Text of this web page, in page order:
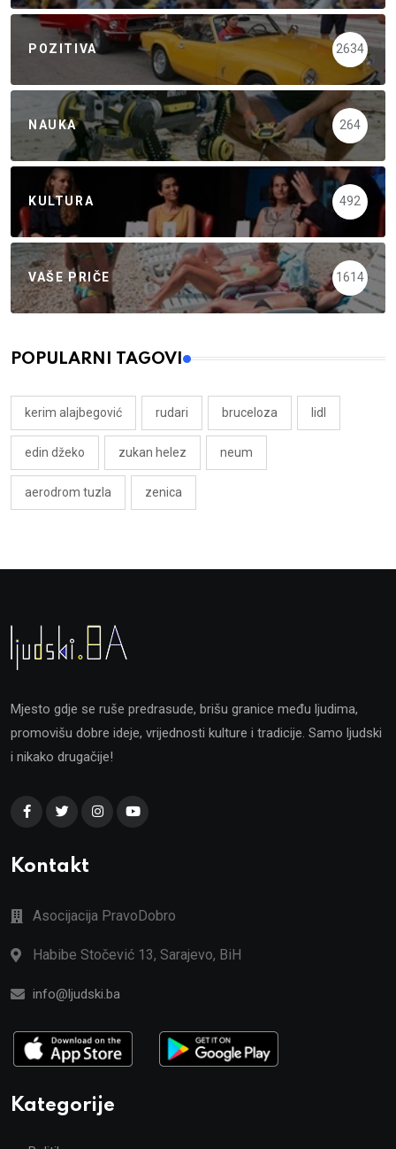
POZITIVA 2634
NAUKA 264
KULTURA 492
VAŠE PRIČE 1614
POPULARNI TAGOVI
kerim alajbegović rudari bruceloza lidl
edin džeko zukan helez neum
aerodrom tuzla zenica
Mjesto gdje se ruše predrasude, brišu granice među ljudima,
promovišu dobre ideje, vrijednosti kulture i tradicije. Samo ljudski
i nikako drugačije!
Kontakt
Asocijacija PravoDobro
Habibe Stočević 13, Sarajevo, BiH
info@ljudski.ba
Kategorije